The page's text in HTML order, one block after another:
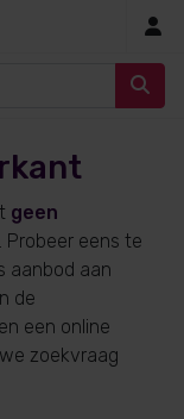
geen
Probeer eens te
aanbod aan
de
een online
zoekvraag